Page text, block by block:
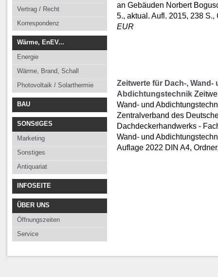
Vertrag / Recht
Korrespondenz
Wärme, EnEV...
Energie
Wärme, Brand, Schall
Photovoltaik / Solarthermie
BAU
SONStIGES
Marketing
Sonstiges
Antiquariat
INFOSEITE
ÜBER UNS
Öffnungszeiten
Service
an Gebäuden Norbert
5., aktual. Aufl. 2015, 238
EUR
Zeitwerte für Dach-, Wand-
Abdichtungstechnik
Wand- und
Zentralverband des
Dachdeckerhandwerks -
Wand- und
Auflage 2022 DIN A4,